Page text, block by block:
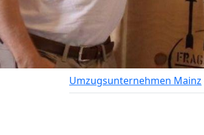
Umzugsunternehmen Mainz